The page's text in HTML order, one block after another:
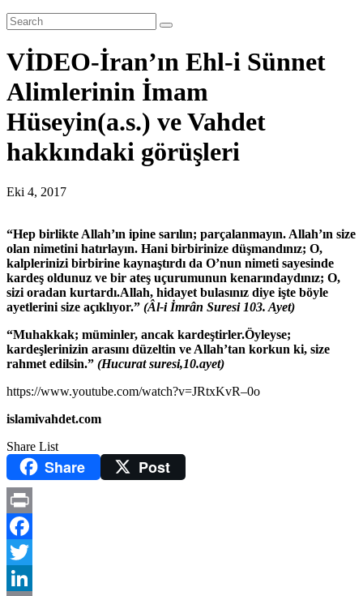
VİDEO-İran’ın Ehl-i Sünnet
Alimlerinin İmam
Hüseyin(a.s.) ve Vahdet
hakkındaki görüşleri
Eki 4, 2017
“Hep birlikte Allah’ın ipine sarılın; parçalanmayın. Allah’ın size
olan nimetini hatırlayın. Hani birbirinize düşmandınız; O,
kalplerinizi birbirine kaynaştırdı da O’nun nimeti sayesinde
kardeş oldunuz ve bir ateş uçurumunun kenarındaydınız; O,
sizi oradan kurtardı.Allah, hidayet bulasınız diye işte böyle
ayetlerini size açıklıyor.” (Âl-i İmrân Suresi 103. Ayet)
“Muhakkak; müminler, ancak kardeştirler.Öyleyse;
kardeşlerinizin arasını düzeltin ve Allah’tan korkun ki, size
rahmet edilsin.” (Hucurat suresi,10.ayet)
https://www.youtube.com/watch?v=JRtxKvR–0o
islamivahdet.com
Share List
Share Post
Print
Facebook
Twitter